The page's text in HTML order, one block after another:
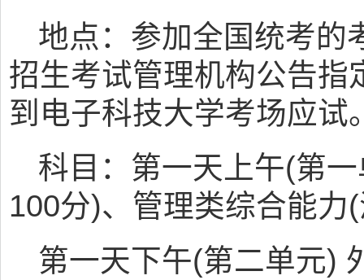
地点：参加全国统考的
招生考试管理机构公告指
到电子科技大学考场应试
科目：第一天上午(第
100分)、管理类综合能力
第一天下午(第二单元)